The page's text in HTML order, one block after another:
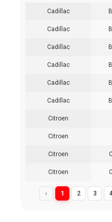
Cadillac
Cadillac
Cadillac
Cadillac
Cadillac
Cadillac
Citroen
Citroen
Citroen
Citroen
‹ 1 2 3